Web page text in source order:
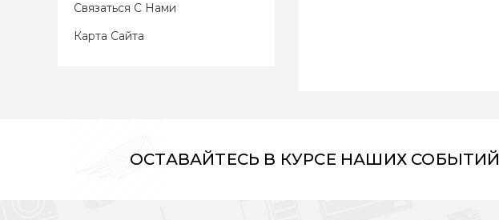
Связаться С Нами
Карта Сайта
ОСТАВАЙТЕСЬ В КУРСЕ НАШИХ СОБЫТИЙ